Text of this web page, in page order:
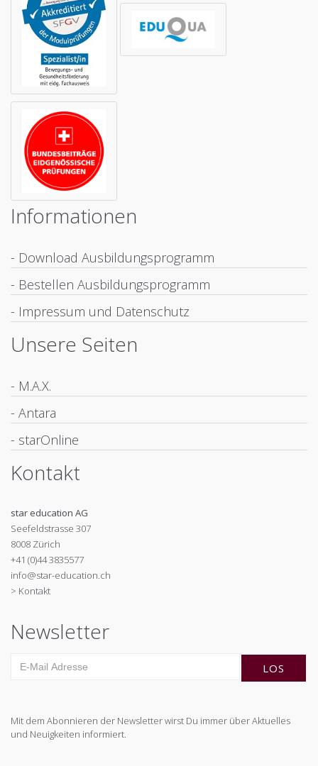
Informationen
- Download Ausbildungsprogramm
- Bestellen Ausbildungsprogramm
- Impressum und Datenschutz
Unsere Seiten
- M.A.X.
- Antara
- starOnline
Kontakt
star education AG
Seefeldstrasse 307
8008 Zürich
+41 (0)44 3835577
info@star-education.ch
> Kontakt
Newsletter
Mit dem Abonnieren der Newsletter wirst Du immer über Aktuelles
und Neuigkeiten informiert.